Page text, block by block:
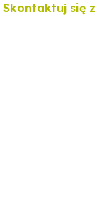
Skontaktuj się z